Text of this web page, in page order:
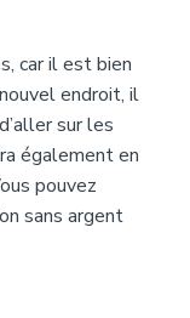
car il est bien
endroit, il
sur les
également en
pouvez
sans argent